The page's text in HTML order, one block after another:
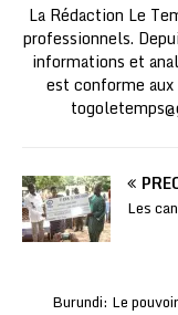
La Rédaction Le
professionnels.
informations et
est conforme
Les
Burundi: Le